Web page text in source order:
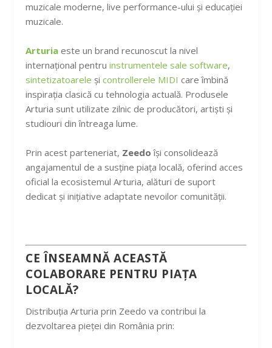
muzicale moderne, live performance-ului și educației
muzicale.
Arturia este un brand recunoscut la nivel
internațional pentruinstrumentele sale software,
sintetizatoarele șicontrollerele MIDI care îmbină
inspirația clasică cu tehnologia actuală. Produsele
Arturia sunt utilizate zilnic de producători, artiști și
studiouri din întreaga lume.
Prin acest parteneriat, Zeedo își consolidează
angajamentul de a susține piața locală, oferind acces
oficial la ecosistemul Arturia, alături de suport
dedicat și inițiative adaptate nevoilor comunității.
CE ÎNSEAMNĂ ACEASTĂ
COLABORARE PENTRU PIAȚA
LOCALĂ?
Distribuția Arturia prin Zeedo va contribui la
dezvoltarea pieței din România prin: